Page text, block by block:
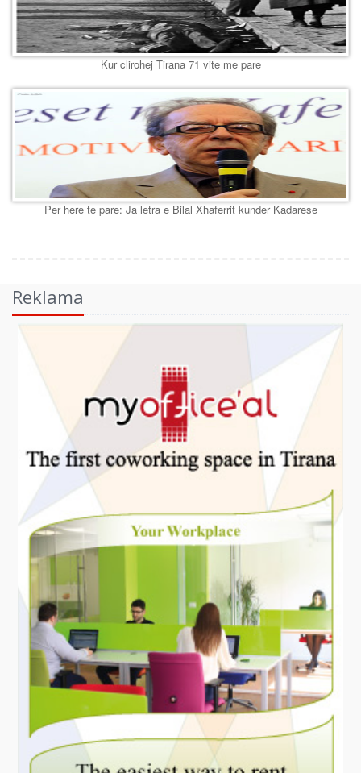
Kur clirohej Tirana 71 vite me pare
Per here te pare: Ja letra e Bilal Xhaferrit kunder Kadarese
Reklama